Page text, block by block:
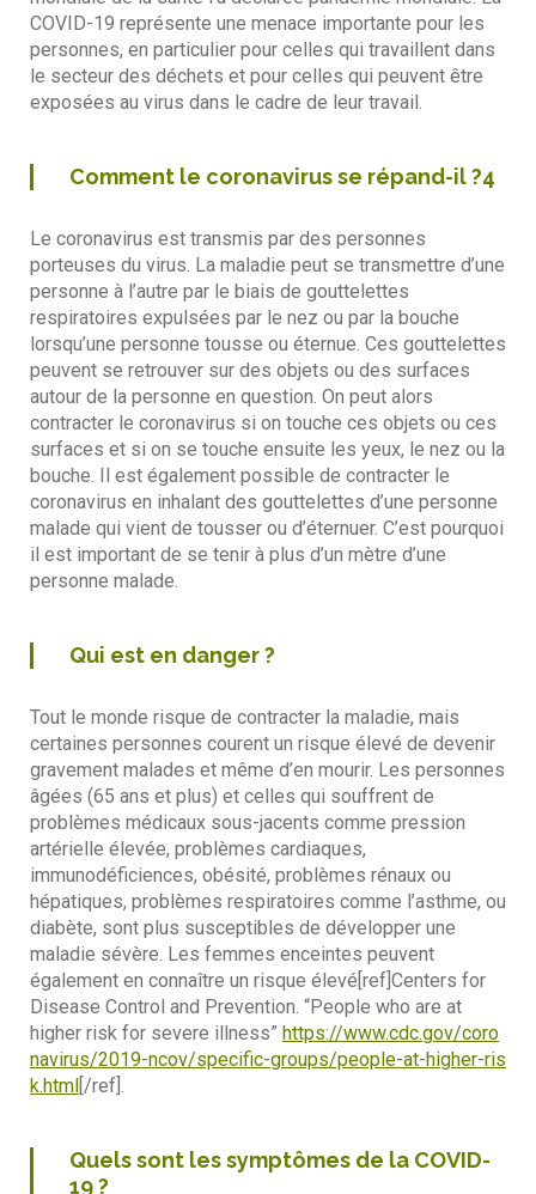
COVID-19 représente une menace importante pour les
personnes, en particulier pour celles qui travaillent dans
le secteur des déchets et pour celles qui peuvent être
exposées au virus dans le cadre de leur travail.
Comment le coronavirus se répand-il ?4
Le coronavirus est transmis par des personnes
porteuses du virus. La maladie peut se transmettre d’une
personne à l’autre par le biais de gouttelettes
respiratoires expulsées par le nez ou par la bouche
lorsqu’une personne tousse ou éternue. Ces gouttelettes
peuvent se retrouver sur des objets ou des surfaces
autour de la personne en question. On peut alors
contracter le coronavirus si on touche ces objets ou ces
surfaces et si on se touche ensuite les yeux, le nez ou la
bouche. Il est également possible de contracter le
coronavirus en inhalant des gouttelettes d’une personne
malade qui vient de tousser ou d’éternuer. C’est pourquoi
il est important de se tenir à plus d’un mètre d’une
personne malade.
Qui est en danger ?
Tout le monde risque de contracter la maladie, mais
certaines personnes courent un risque élevé de devenir
gravement malades et même d’en mourir. Les personnes
âgées (65 ans et plus) et celles qui souffrent de
problèmes médicaux sous-jacents comme pression
artérielle élevée, problèmes cardiaques,
immunodéficiences, obésité, problèmes rénaux ou
hépatiques, problèmes respiratoires comme l’asthme, ou
diabète, sont plus susceptibles de développer une
maladie sévère. Les femmes enceintes peuvent
également en connaître un risque élevé[ref]Centers for
Disease Control and Prevention. “People who are at
higher risk for severe illness” https://www.cdc.gov/coro
navirus/2019-ncov/specific-groups/people-at-higher-ris
k.html[/ref].
Quels sont les symptômes de la COVID-
19 ?